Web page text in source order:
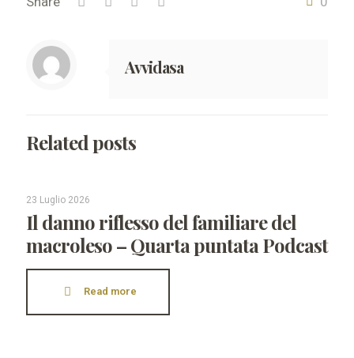
Avvidasa
Related posts
23 Luglio 2026
Il danno riflesso del familiare del
macroleso – Quarta puntata Podcast
Read more